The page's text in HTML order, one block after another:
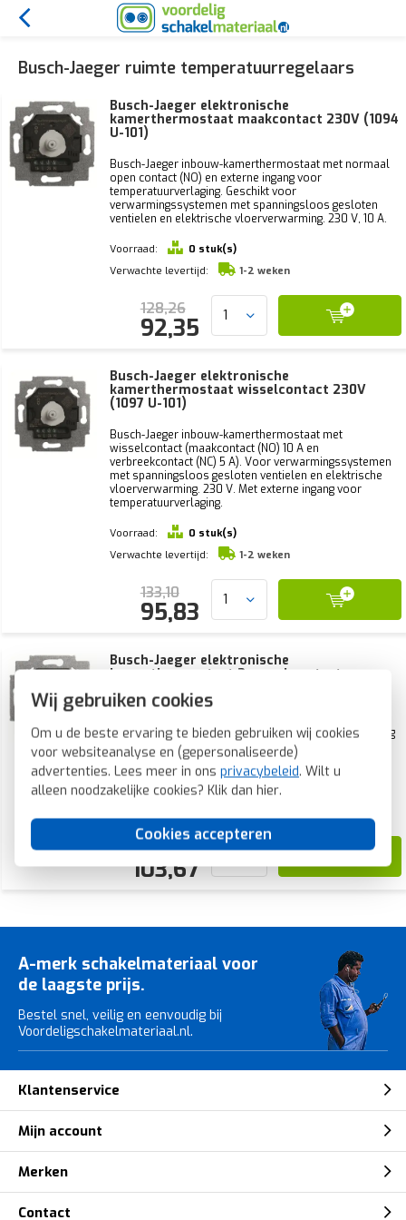
Wij gebruiken cookies
Om u de beste ervaring te bieden gebruiken wij cookies
voor websiteanalyse en (gepersonaliseerde)
advertenties. Lees meer in ons privacybeleid. Wilt u
alleen noodzakelijke cookies? Klik dan hier.
Cookies accepteren
Busch-Jaeger ruimte temperatuurregelaars
Busch-Jaeger elektronische
kamerthermostaat maakcontact 230V (1094
U-101)
Busch-Jaeger inbouw-kamerthermostaat met normaal
open contact (NO) en externe ingang voor
temperatuurverlaging. Geschikt voor
verwarmingssystemen met spanningsloos gesloten
ventielen en elektrische vloerverwarming. 230 V, 10 A.
Voorraad:
0 stuk(s)
Verwachte levertijd:
1-2 weken
128,26
92,35
Busch-Jaeger elektronische
kamerthermostaat wisselcontact 230V
(1097 U-101)
Busch-Jaeger inbouw-kamerthermostaat met
wisselcontact (maakcontact (NO) 10 A en
verbreekcontact (NC) 5 A). Voor verwarmingssystemen
met spanningsloos gesloten ventielen en elektrische
vloerverwarming. 230 V. Met externe ingang voor
temperatuurverlaging.
Voorraad:
0 stuk(s)
Verwachte levertijd:
1-2 weken
133,10
95,83
Busch-Jaeger elektronische
kamerthermostaat 2x maakcontact
maakcontacten (NO), externe ingang voor omschakeling
tussen verwarmen en koelen. Voor gebruik in gesloten
ruimtes voor temperatuurregeling. 230 V, 8 A.
Voorraad:
0 stuk(s)
143,99
103,67
A-merk schakelmateriaal voor
de laagste prijs.
Bestel snel, veilig en eenvoudig bij
Voordeligschakelmateriaal.nl.
Klantenservice
Mijn account
Merken
Contact